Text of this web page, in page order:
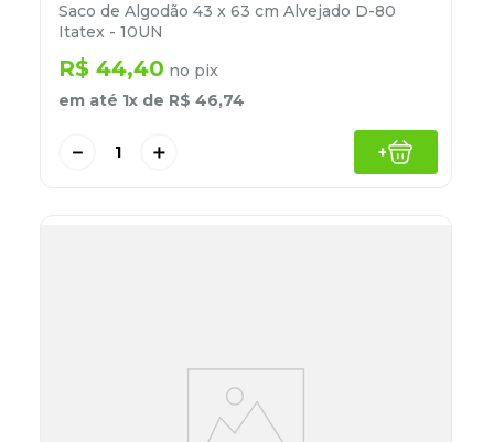
Saco de Algodão 43 x 63 cm Alvejado D-80
Itatex - 10UN
R$ 44,40 no pix
em até 1x de R$ 46,74
＋
－ +